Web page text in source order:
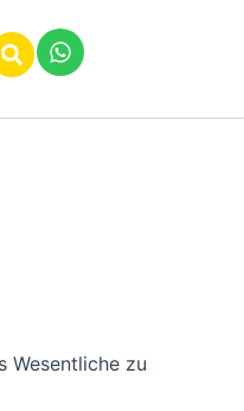
Wesentliche zu